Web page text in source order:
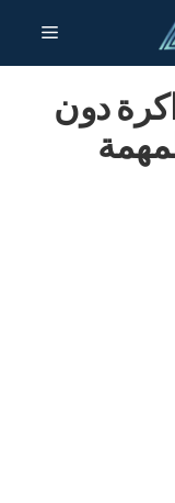
المحتوى
قائمة
طعام
دون